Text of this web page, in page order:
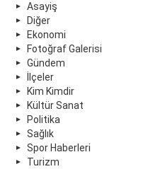
Asayiş
Diğer
Ekonomi
Fotoğraf Galerisi
Gündem
İlçeler
Kim Kimdir
Kültür Sanat
Politika
Sağlık
Spor Haberleri
Turizm